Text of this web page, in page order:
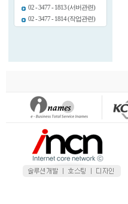
02 - 3477 - 1813 (서버관련)
02 - 3477 - 1814 (작업관련)